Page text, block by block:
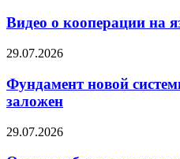
Видео о кооперации на
29.07.2026
Фундамент новой
заложен
29.07.2026